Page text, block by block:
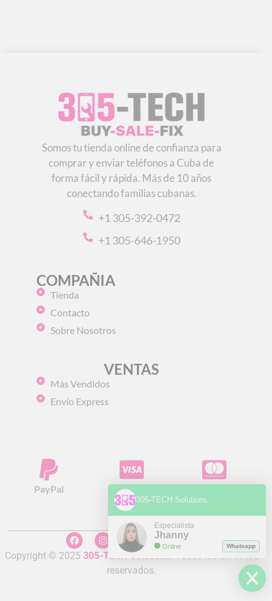
Somos tu tienda online de confianza para
comprar y enviar teléfonos a Cuba de
forma fácil y rápida. Más de 10 años
conectando familias cubanas.
+1 305-392-0472
+1 305-646-1950
COMPAÑIA
Tienda
Contacto
Sobre Nosotros
VENTAS
Más Vendidos
Envío Express
PayPal Visa
Copyright © 2025 305-TECH Solutions. Todos los derechos
reservados.
305-TECH Solutions
Especialista
Jhanny
Online Whatsapp